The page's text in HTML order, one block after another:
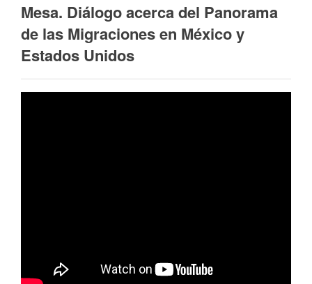
Mesa. Diálogo acerca del Panorama
de las Migraciones en México y
Estados Unidos